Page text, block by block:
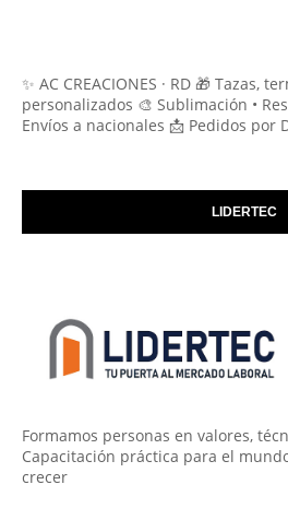
✨ AC CREACIONES · RD 🎁 Tazas,
personalizados 🎨 Sublimación •
Envíos a nacionales 📩 Pedidos por
LIDERTEC
Formamos personas en valores,
Capacitación práctica para el
crecer